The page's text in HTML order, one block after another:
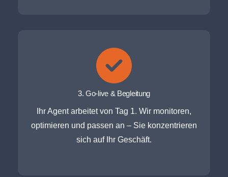
3. Go-live & Begleitung
Ihr Agent arbeitet von Tag 1. Wir monitoren,
optimieren und passen an – Sie konzentrieren
sich auf Ihr Geschäft.